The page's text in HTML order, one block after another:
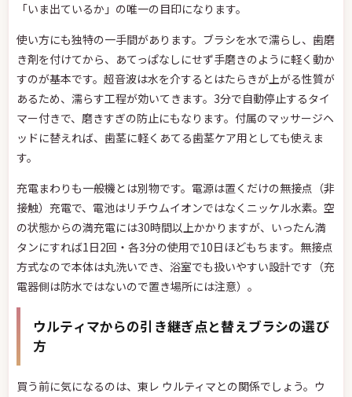
「いま出ているか」の唯一の目印になります。
使い方にも独特の一手間があります。ブラシを水で濡らし、歯磨
き剤を付けてから、あてっぱなしにせず手磨きのように軽く動か
すのが基本です。超音波は水を介するとはたらきが上がる性質が
あるため、濡らす工程が効いてきます。3分で自動停止するタイ
マー付きで、磨きすぎの防止にもなります。付属のマッサージヘ
ッドに替えれば、歯茎に軽くあてる歯茎ケア用としても使えま
す。
充電まわりも一般機とは別物です。電源は置くだけの無接点（非
接触）充電で、電池はリチウムイオンではなくニッケル水素。空
の状態からの満充電には30時間以上かかりますが、いったん満
タンにすれば1日2回・各3分の使用で10日ほどもちます。無接点
方式なので本体は丸洗いでき、浴室でも扱いやすい設計です（充
電器側は防水ではないので置き場所には注意）。
ウルティマからの引き継ぎ点と替えブラシの選び
方
買う前に気になるのは、東レ ウルティマとの関係でしょう。ウ